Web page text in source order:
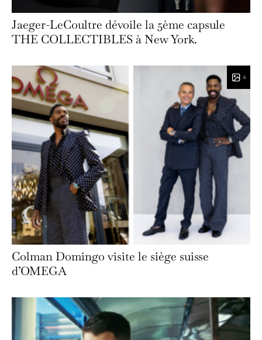
Jaeger-LeCoultre dévoile la 5ème capsule
THE COLLECTIBLES à New York.
6
Colman Domingo visite le siège suisse
d’OMEGA